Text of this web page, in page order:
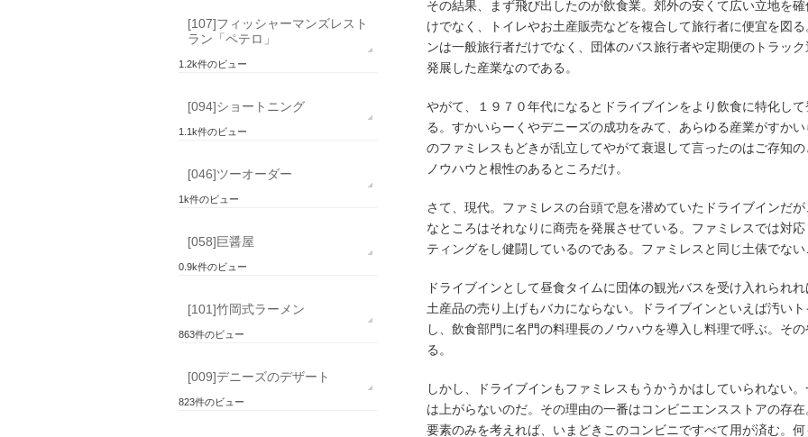
その結果、まず飛び出したのが飲食業。郊外の安くて広い立地を
けでなく、トイレやお土産販売などを複合して旅行者に便宜を図
ンは一般旅行者だけでなく、団体のバス旅行者や定期便のトラッ
発展した産業なのである。
やがて、１９７０年代になるとドライブインをより飲食に特化し
る。すかいらーくやデニーズの成功をみて、あらゆる産業がすか
のファミレスもどきが乱立してやがて衰退して言ったのはご存知
ノウハウと根性のあるところだけ。
さて、現代。ファミレスの台頭で息を潜めていたドライブインだ
なところはそれなりに商売を発展させている。ファミレスでは対
ティングをし健闘しているのである。ファミレスと同じ土俵でない
ドライブインとして昼食タイムに団体の観光バスを受け入れられ
土産品の売り上げもバカにならない。ドライブインといえば汚い
し、飲食部門に名門の料理長のノウハウを導入し料理で呼ぶ。そ
る。
しかし、ドライブインもファミレスもうかうかはしていられない
は上がらないのだ。その理由の一番はコンビニエンスストアの存
要素のみを考えれば、いまどきこのコンビニですべて用が済む。
[107]フィッシャーマンズレスト
ラン「ペテロ」
1.2k件のビュー
[094]ショートニング
1.1k件のビュー
[046]ツーオーダー
1k件のビュー
[058]巨醤屋
0.9k件のビュー
[101]竹岡式ラーメン
863件のビュー
[009]デニーズのデザート
823件のビュー